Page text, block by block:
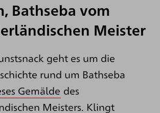
Bathseba vom
Meister
geht es um die
rund um Bathseba
Gemälde des
Meisters. Klingt